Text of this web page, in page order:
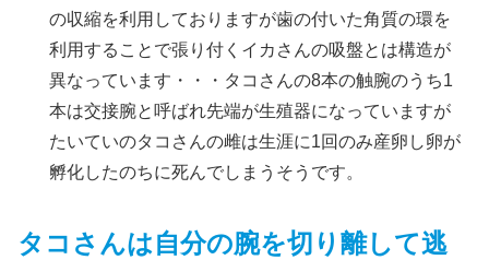
の収縮を利用しておりますが歯の付いた角質の環を
利用することで張り付くイカさんの吸盤とは構造が
異なっています・・・タコさんの8本の触腕のうち1
本は交接腕と呼ばれ先端が生殖器になっていますが
たいていのタコさんの雌は生涯に1回のみ産卵し卵が
孵化したのちに死んでしまうそうです。
タコさんは自分の腕を切り離して逃